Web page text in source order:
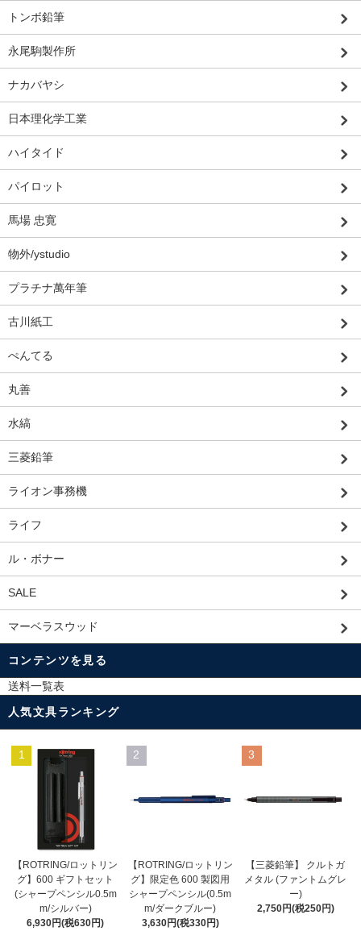
トンボ鉛筆
永尾駒製作所
ナカバヤシ
日本理化学工業
ハイタイド
パイロット
馬場 忠寛
物外/ystudio
プラチナ萬年筆
古川紙工
ぺんてる
丸善
水縞
三菱鉛筆
ライオン事務機
ライフ
ル・ボナー
SALE
マーベラスウッド
コンテンツを見る
送料一覧表
人気文具ランキング
1
【ROTRING/ロットリン
グ】600 ギフトセット
(シャープペンシル0.5m
m/シルバー)
6,930円(税630円)
2
【ROTRING/ロットリン
グ】限定色 600 製図用
シャープペンシル(0.5m
m/ダークブルー)
3,630円(税330円)
3
【三菱鉛筆】 クルトガ
メタル (ファントムグレ
ー)
2,750円(税250円)